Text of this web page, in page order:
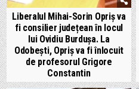
Liberalul Mihai-Sorin Opriș va
fi consilier județean în locul
lui Ovidiu Burdușa. La
Odobești, Opriș va fi înlocuit
de profesorul Grigore
Constantin